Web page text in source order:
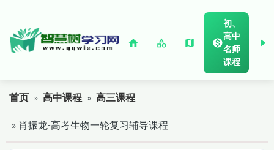
初、
高中
名师
课程
首页 »高中课程 »高三课程
» 肖振龙-高考生物一轮复习辅导课程